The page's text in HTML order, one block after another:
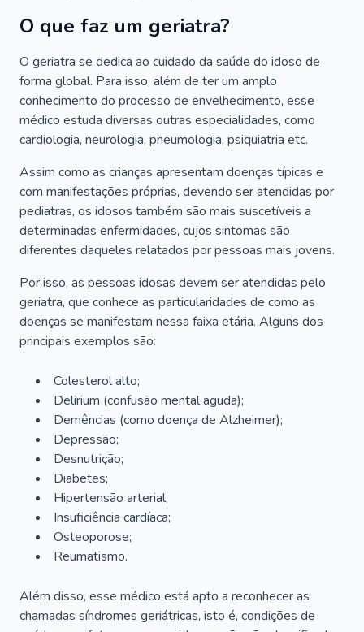
O que faz um geriatra?
O geriatra se dedica ao cuidado da saúde do idoso de
forma global. Para isso, além de ter um amplo
conhecimento do processo de envelhecimento, esse
médico estuda diversas outras especialidades, como
cardiologia, neurologia, pneumologia, psiquiatria etc.
Assim como as crianças apresentam doenças típicas e
com manifestações próprias, devendo ser atendidas por
pediatras, os idosos também são mais suscetíveis a
determinadas enfermidades, cujos sintomas são
diferentes daqueles relatados por pessoas mais jovens.
Por isso, as pessoas idosas devem ser atendidas pelo
geriatra, que conhece as particularidades de como as
doenças se manifestam nessa faixa etária. Alguns dos
principais exemplos são:
Colesterol alto;
Delirium (confusão mental aguda);
Demências (como doença de Alzheimer);
Depressão;
Desnutrição;
Diabetes;
Hipertensão arterial;
Insuficiência cardíaca;
Osteoporose;
Reumatismo.
Além disso, esse médico está apto a reconhecer as
chamadas síndromes geriátricas, isto é, condições de